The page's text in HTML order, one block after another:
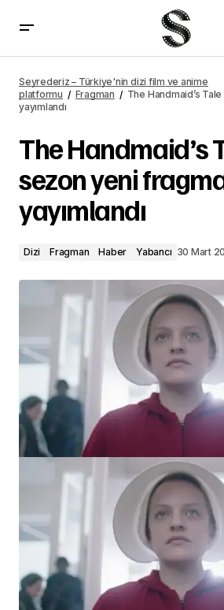
Seyrederiz – Türkiye'nin dizi film ve anime
platformu
Fragman
The Handmaid’s
yayımlandı
The Handmaid’s
sezon yeni
yayımlandı
Dizi Fragman Haber Yabancı 30 Mart